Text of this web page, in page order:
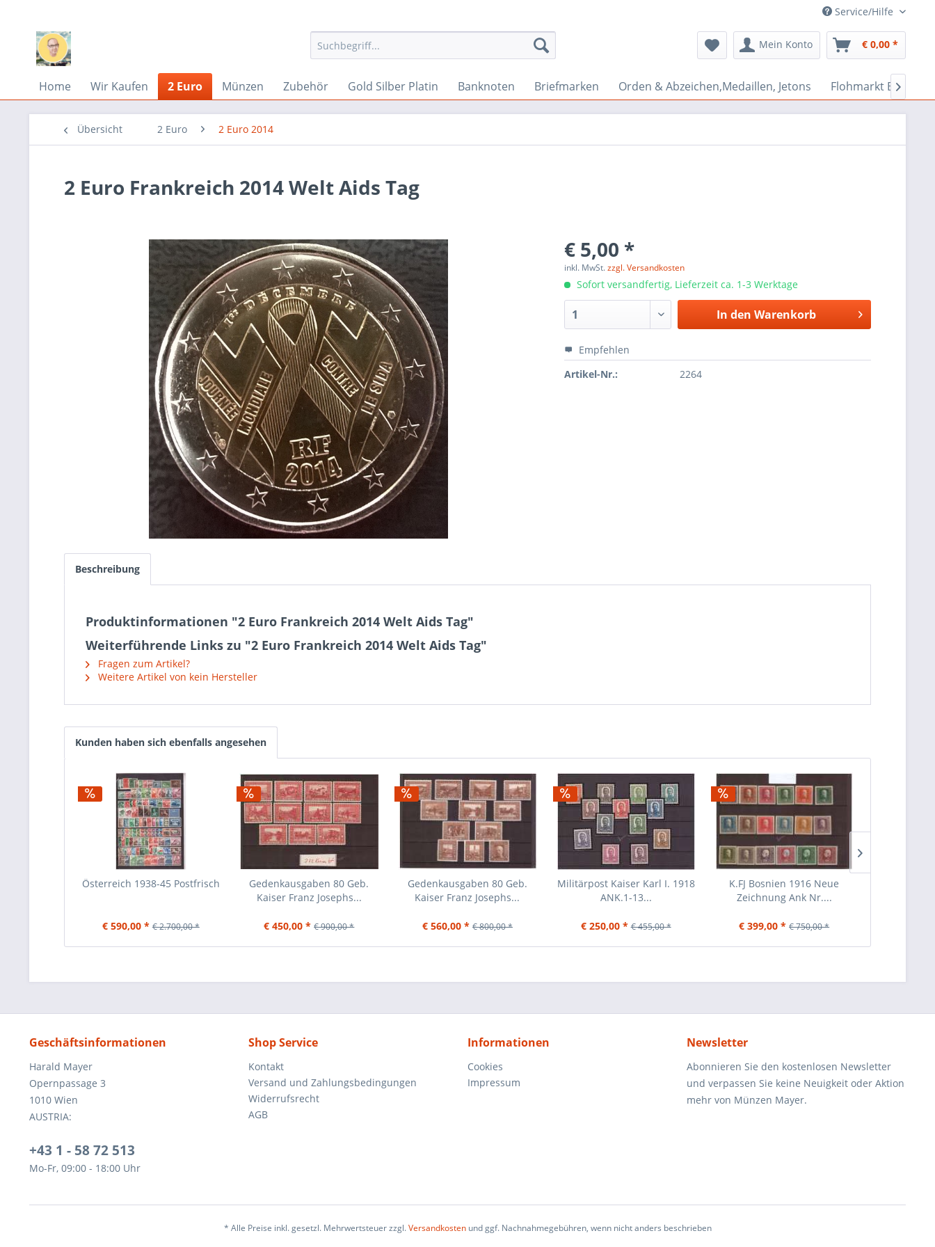
Service/Hilfe
Mein Konto € 0,00 *
Home Wir Kaufen 2 Euro Münzen Zubehör Gold Silber Platin Banknoten Briefmarken Orden & Abzeichen,Medaillen, Jetons Flohmarkt Bazar

Übersicht 2 Euro 2 Euro 2014
2 Euro Frankreich 2014 Welt Aids Tag
€ 5,00 *
inkl. MwSt.zzgl. Versandkosten
Sofort versandfertig, Lieferzeit ca. 1-3 Werktage
In den Warenkorb
Empfehlen
Artikel-Nr.:
2264
Beschreibung
Produktinformationen "2 Euro Frankreich 2014 Welt Aids Tag"
Weiterführende Links zu "2 Euro Frankreich 2014 Welt Aids Tag"
Fragen zum Artikel?
Weitere Artikel von kein Hersteller
Kunden haben sich ebenfalls angesehen
Österreich 1938-45 Postfrisch
€ 590,00 * € 2.700,00 *
Gedenkausgaben 80 Geb.
Kaiser Franz Josephs...
€ 450,00 * € 900,00 *
Gedenkausgaben 80 Geb.
Kaiser Franz Josephs...
€ 560,00 * € 800,00 *
Militärpost Kaiser Karl I. 1918
ANK.1-13...
€ 250,00 * € 455,00 *
K.FJ Bosnien 1916 Neue
Zeichnung Ank Nr....
€ 399,00 * € 750,00 *
Geschäftsinformationen
Harald Mayer
Opernpassage 3
1010 Wien
AUSTRIA:
+43 1 - 58 72 513
Mo-Fr, 09:00 - 18:00 Uhr
Shop Service
Kontakt
Versand und Zahlungsbedingungen
Widerrufsrecht
AGB
Informationen
Cookies
Impressum
Newsletter
Abonnieren Sie den kostenlosen Newsletter
und verpassen Sie keine Neuigkeit oder Aktion
mehr von Münzen Mayer.
* Alle Preise inkl. gesetzl. Mehrwertsteuer zzgl.Versandkostenund ggf. Nachnahmegebühren, wenn nicht anders beschrieben